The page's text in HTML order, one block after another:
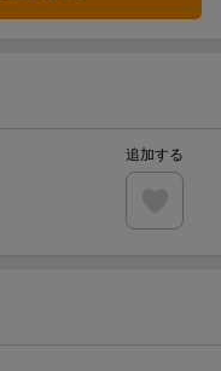
追加する